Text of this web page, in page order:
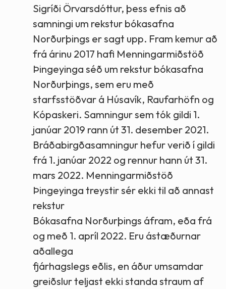
Sigríði Örvarsdóttur, þess efnis að
samningi um rekstur bókasafna
Norðurþings er sagt upp. Fram kemur að
frá árinu 2017 hafi Menningarmiðstöð
Þingeyinga séð um rekstur bókasafna
Norðurþings, sem eru með
starfsstöðvar á Húsavík, Raufarhöfn og
Kópaskeri. Samningur sem tók gildi 1.
janúar 2019 rann út 31. desember 2021.
Bráðabirgðasamningur hefur verið í gildi
frá 1. janúar 2022 og rennur hann út 31.
mars 2022. Menningarmiðstöð
Þingeyinga treystir sér ekki til að annast
rekstur
Bókasafna Norðurþings áfram, eða frá
og með 1. apríl 2022. Eru ástæðurnar
aðallega
fjárhagslegs eðlis, en áður umsamdar
greiðslur teljast ekki standa straum af